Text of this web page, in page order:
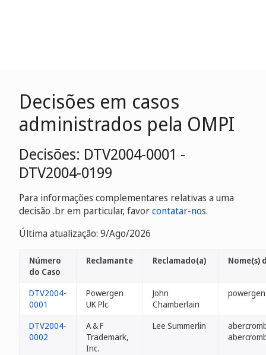
Decisões em casos
administrados pela OMPI
Decisões: DTV2004-0001 -
DTV2004-0199
Para informações complementares relativas a uma
decisão .br em particular, favorcontatar-nos.
Última atualização: 9/Ago/2026
Número
do Caso
Reclamante Reclamado(a) Nome(s)
DTV2004-
0001
Powergen
UK Plc
John
Chamberlain
DTV2004-
0002
A & F
Trademark,
Inc.
Lee Summerlin